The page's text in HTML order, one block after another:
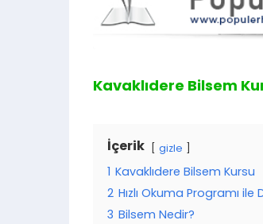
Kavaklıdere Bilsem
İçerik gizle
1 Kavaklıdere Bilsem Kursu
2 Hızlı Okuma Programı ile
3 Bilsem Nedir?